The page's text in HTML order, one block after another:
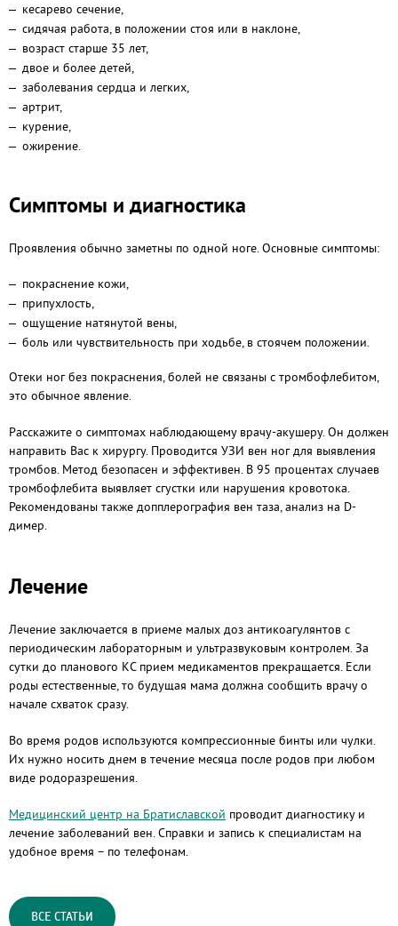
кесарево сечение,
сидячая работа, в положении стоя или в наклоне,
возраст старше 35 лет,
двое и более детей,
заболевания сердца и легких,
артрит,
курение,
ожирение.
Симптомы и диагностика
Проявления обычно заметны по одной ноге. Основные симптомы:
покраснение кожи,
припухлость,
ощущение натянутой вены,
боль или чувствительность при ходьбе, в стоячем положении.
Отеки ног без покраснения, болей не связаны с тромбофлебитом,
это обычное явление.
Расскажите о симптомах наблюдающему врачу-акушеру. Он должен
направить Вас к хирургу. Проводится УЗИ вен ног для выявления
тромбов. Метод безопасен и эффективен. В 95 процентах случаев
тромбофлебита выявляет сгустки или нарушения кровотока.
Рекомендованы также допплерография вен таза, анализ на D-
димер.
Лечение
Лечение заключается в приеме малых доз антикоагулянтов с
периодическим лабораторным и ультразвуковым контролем. За
сутки до планового КС прием медикаментов прекращается. Если
роды естественные, то будущая мама должна сообщить врачу о
начале схваток сразу.
Во время родов используются компрессионные бинты или чулки.
Их нужно носить днем в течение месяца после родов при любом
виде родоразрешения.
Медицинский центр на Братиславской проводит диагностику и
лечение заболеваний вен. Справки и запись к специалистам на
удобное время – по телефонам.
ВСЕ СТАТЬИ